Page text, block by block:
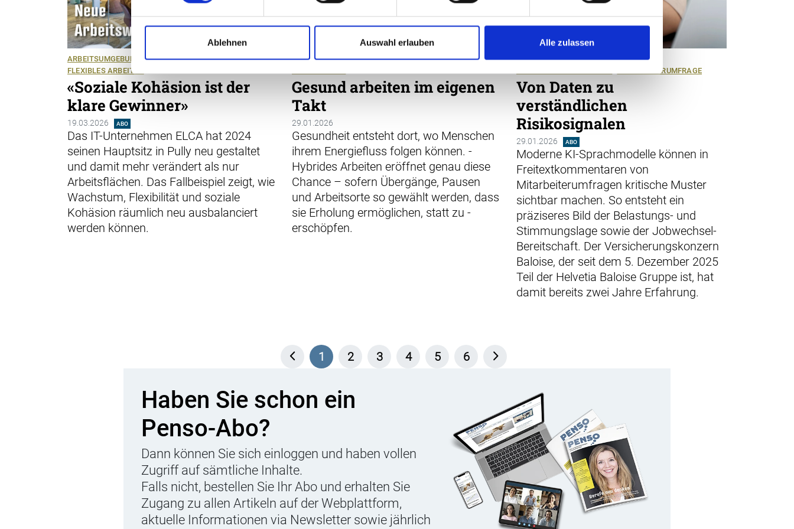
Ablehnen Auswahl erlauben Alle zulassen
ARBEITSUMGEBUNG
UNTERNEHMENSKULTUR
FLEXIBLES ARBEITEN
«Soziale Kohäsion ist der
klare Gewinner»
19.03.2026 ABO
Das IT-Unternehmen ELCA hat 2024
seinen Hauptsitz in Pully neu gestaltet
und damit mehr verändert als nur
Arbeitsflächen. Das Fallbeispiel zeigt, wie
Wachstum, Flexibilität und soziale
Kohäsion räumlich neu ausbalanciert
werden können.
GESUNDHEIT HYBRID WORK HOMEOFFICE
Gesund arbeiten im eigenen
Takt
29.01.2026
Gesundheit entsteht dort, wo Menschen
ihrem Energiefluss folgen können. ­
Hybrides Arbeiten eröffnet genau diese
Chance – sofern Übergänge, Pausen
und Arbeitsorte so gewählt werden, dass
sie Erholung ermöglichen, statt zu ­
erschöpfen.
GESUNDHEIT HR-ANALYTICS
MITARBEITERUMFRAGE
Von Daten zu
verständlichen
Risikosignalen
29.01.2026 ABO
Moderne KI-Sprachmodelle können in
Freitextkommentaren von
Mitarbeiterumfragen kritische Muster
sichtbar machen. So entsteht ein
präziseres Bild der Belastungs- und
Stimmungslage sowie der Jobwechsel-
Bereitschaft. Der ­Versicherungskonzern
Baloise, der seit dem 5. Dezember 2025
Teil der Helvetia Baloise Gruppe ist, hat
damit bereits zwei Jahre Erfahrung.
1 2 3 4 5 6
Haben Sie schon ein
Penso-Abo?
Dann können Sie sich einloggen und haben vollen
Zugriff auf sämtliche Inhalte.
Falls nicht, bestellen Sie Ihr Abo und erhalten Sie
Zugang zu allen Artikeln auf der Webplattform,
aktuelle Informationen via Newsletter sowie jährlich